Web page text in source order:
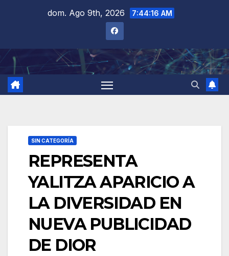
dom. Ago 9th, 2026 7:44:16 AM
SIN CATEGORÍA
REPRESENTA
YALITZA APARICIO A
LA DIVERSIDAD EN
NUEVA PUBLICIDAD
DE DIOR